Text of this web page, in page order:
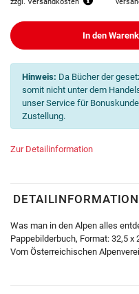
In den
Hinweis: Da Bücher der
somit nicht unter dem
unser Service für
Zustellung.
Zur Detailinformation
DETAILINFORMATION
Was man in den Alpen alles
Pappebilderbuch, Format: 32,5 x
Vom Österreichischen